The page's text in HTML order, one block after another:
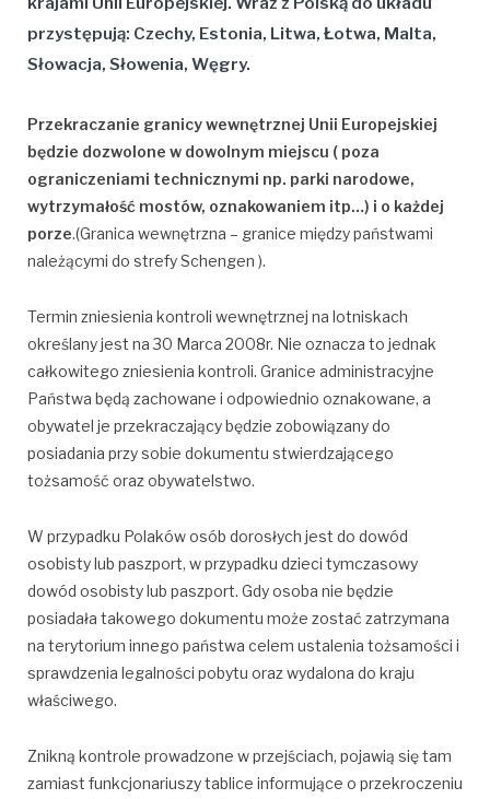
przystępują: Czechy, Estonia, Litwa, Łotwa, Malta,
Słowacja, Słowenia, Węgry.
Przekraczanie granicy wewnętrznej Unii Europejskiej
będzie dozwolone w dowolnym miejscu ( poza
ograniczeniami technicznymi np. parki narodowe,
wytrzymałość mostów, oznakowaniem itp…) i o każdej
porze.(Granica wewnętrzna – granice między państwami
należącymi do strefy Schengen ).
Termin zniesienia kontroli wewnętrznej na lotniskach
określany jest na 30 Marca 2008r. Nie oznacza to jednak
całkowitego zniesienia kontroli. Granice administracyjne
Państwa będą zachowane i odpowiednio oznakowane, a
obywatel je przekraczający będzie zobowiązany do
posiadania przy sobie dokumentu stwierdzającego
tożsamość oraz obywatelstwo.
W przypadku Polaków osób dorosłych jest do dowód
osobisty lub paszport, w przypadku dzieci tymczasowy
dowód osobisty lub paszport. Gdy osoba nie będzie
posiadała takowego dokumentu może zostać zatrzymana
na terytorium innego państwa celem ustalenia tożsamości i
sprawdzenia legalności pobytu oraz wydalona do kraju
właściwego.
Znikną kontrole prowadzone w przejściach, pojawią się tam
zamiast funkcjonariuszy tablice informujące o przekroczeniu